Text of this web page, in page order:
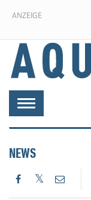
ANZEIGE
Toggle
navigation
NEWS